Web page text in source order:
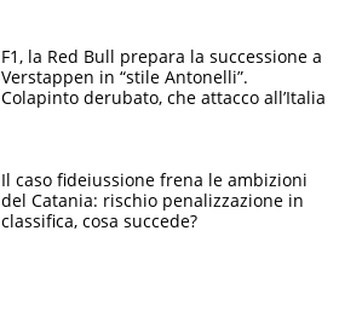
F1, la Red Bull prepara la successione a
Verstappen in “stile Antonelli”.
Colapinto derubato, che attacco all’Italia
Il caso fideiussione frena le ambizioni
del Catania: rischio penalizzazione in
classifica, cosa succede?